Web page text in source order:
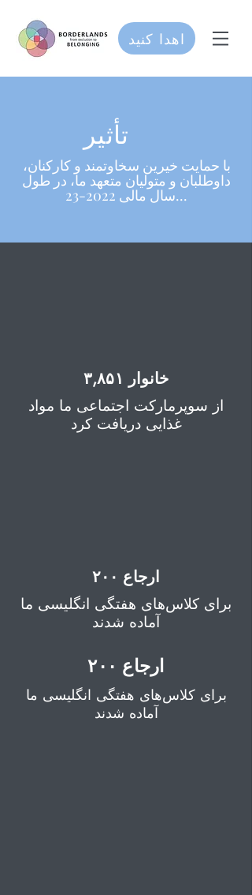
اهدا کنید
تأثیر
با حمایت خیرین سخاوتمند و کارکنان،
داوطلبان و متولیان متعهد ما، در طول
سال مالی 2022-23...
۳,۸۵۱ خانوار
از سوپرمارکت اجتماعی ما مواد
غذایی دریافت کرد
۲۰۰ ارجاع
برای کلاس‌های هفتگی انگلیسی ما
آماده شدند
۲۰۰ ارجاع
برای کلاس‌های هفتگی انگلیسی ما
آماده شدند